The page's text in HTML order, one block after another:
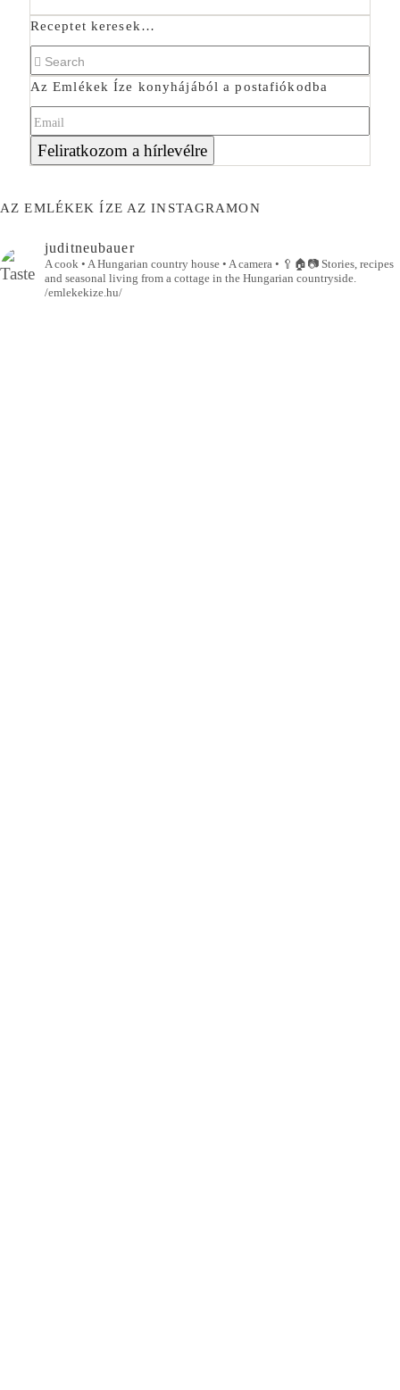
Receptet keresek…
Az Emlékek Íze konyhájából a postafiókodba
AZ EMLÉKEK ÍZE AZ INSTAGRAMON
juditneubauer
A cook • A Hungarian country house • A camera • 🥄🏠📷 Stories, recipes
and seasonal living from a cottage in the Hungarian countryside.
/emlekekize.hu/